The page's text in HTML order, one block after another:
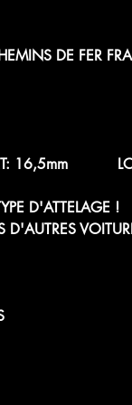
DE FER
16,5mm
D'ATTELAGE !